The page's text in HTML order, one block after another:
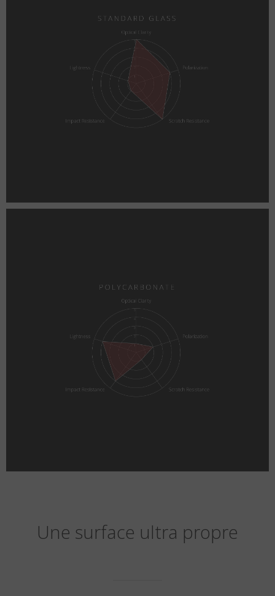
Une surface ultra propre